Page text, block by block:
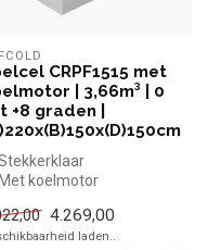
CRPF1515 met
| 3,66m³ | 0
+8 graden |
koelmotor
volume
4.269,00
laden..